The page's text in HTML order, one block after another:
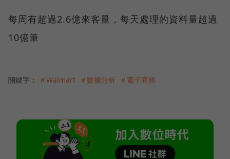
每周有超過2.6億來客量，每天處理的資料量超過
10億筆
關鍵字： ＃Walmart ＃數據分析 ＃電子商務